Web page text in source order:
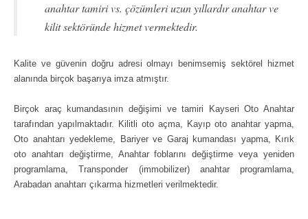
anahtar tamiri vs. çözümleri uzun yıllardır anahtar ve
kilit sektöründe hizmet vermektedir.
Kalite ve güvenin doğru adresi olmayı benimsemiş sektörel hizmet
alanında birçok başarıya imza atmıştır.
Birçok araç kumandasının değişimi ve tamiri Kayseri Oto Anahtar
tarafından yapılmaktadır. Kilitli oto açma, Kayıp oto anahtar yapma,
Oto anahtarı yedekleme, Bariyer ve Garaj kumandası yapma, Kırık
oto anahtarı değiştirme, Anahtar foblarını değiştirme veya yeniden
programlama, Transponder (immobilizer) anahtar programlama,
Arabadan anahtarı çıkarma hizmetleri verilmektedir.